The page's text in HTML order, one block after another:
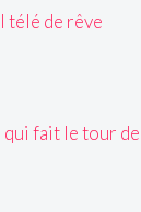
télé de rêve
fait le tour